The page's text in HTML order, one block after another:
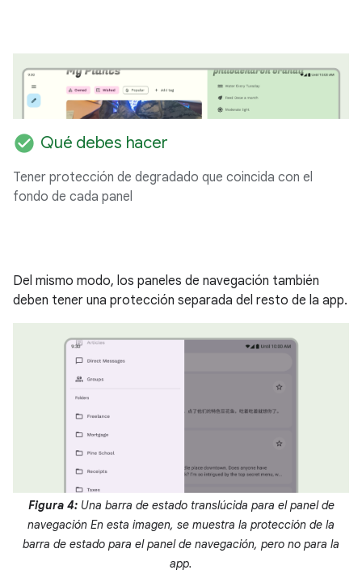
check_circle Qué debes hacer
Tener protección de degradado que coincida con el
fondo de cada panel
Del mismo modo, los paneles de navegación también
deben tener una protección separada del resto de la app.
Figura 4:Una barra de estado translúcida para el panel de
navegación En esta imagen, se muestra la protección de la
barra de estado para el panel de navegación, pero no para la
app.